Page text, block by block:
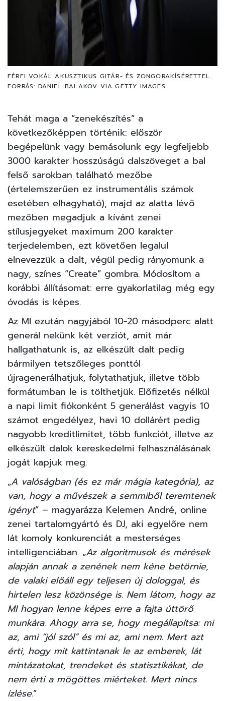
FÉRFI VOKÁL AKUSZTIKUS GITÁR- ÉS ZONGORAKÍSÉRETTEL.
FORRÁS: DANIEL BALAKOV VIA GETTY IMAGES
Tehát maga a “zenekészítés” a
következőképpen történik: először
begépelünk vagy bemásolunk egy legfeljebb
3000 karakter hosszúságú dalszöveget a bal
felső sarokban található mezőbe
(értelemszerűen ez instrumentális számok
esetében elhagyható), majd az alatta lévő
mezőben megadjuk a kívánt zenei
stílusjegyeket maximum 200 karakter
terjedelemben, ezt követően legalul
elnevezzük a dalt, végül pedig rányomunk a
nagy, színes “Create” gombra. Módosítom a
korábbi állításomat: erre gyakorlatilag még egy
óvodás is képes.
Az MI ezután nagyjából 10-20 másodperc alatt
generál nekünk két verziót, amit már
hallgathatunk is, az elkészült dalt pedig
bármilyen tetszőleges ponttól
újragenerálhatjuk, folytathatjuk, illetve több
formátumban le is tölthetjük. Előfizetés nélkül
a napi limit fiókonként 5 generálást vagyis 10
számot engedélyez, havi 10 dollárért pedig
nagyobb kreditlimitet, több funkciót, illetve az
elkészült dalok kereskedelmi felhasználásának
jogát kapjuk meg.
„A valóságban (és ez már mágia kategória), az
van, hogy a művészek a semmiből teremtenek
igényt” – magyarázza Kelemen André, online
zenei tartalomgyártó és DJ, aki egyelőre nem
lát komoly konkurenciát a mesterséges
intelligenciában. „Az algoritmusok és mérések
alapján annak a zenének nem kéne betörnie,
de valaki előáll egy teljesen új dologgal, és
hirtelen lesz közönsége is. Nem látom, hogy az
MI hogyan lenne képes erre a fajta úttörő
munkára. Ahogy arra se, hogy megállapítsa: mi
az, ami “jól szól” és mi az, ami nem. Mert azt
érti, hogy mit kattintanak le az emberek, lát
mintázatokat, trendeket és statisztikákat, de
nem érti a mögöttes miérteket. Mert nincs
ízlése.”